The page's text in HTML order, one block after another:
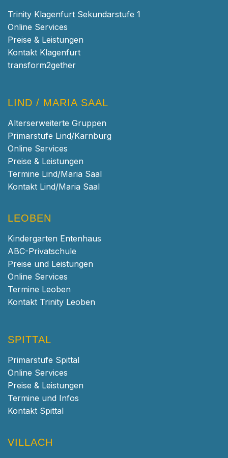
Trinity Klagenfurt Sekundarstufe 1
Online Services
Preise & Leistungen
Kontakt Klagenfurt
transform2gether
LIND / MARIA SAAL
Alterserweiterte Gruppen
Primarstufe Lind/Karnburg
Online Services
Preise & Leistungen
Termine Lind/Maria Saal
Kontakt Lind/Maria Saal
LEOBEN
Kindergarten Entenhaus
ABC-Privatschule
Preise und Leistungen
Online Services
Termine Leoben
Kontakt Trinity Leoben
SPITTAL
Primarstufe Spittal
Online Services
Preise & Leistungen
Termine und Infos
Kontakt Spittal
VILLACH